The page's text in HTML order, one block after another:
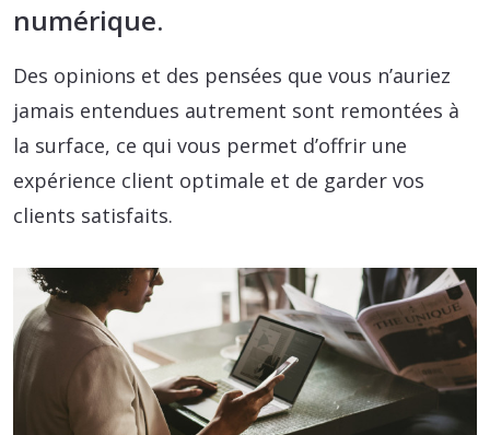
numérique.
Des opinions et des pensées que vous n’auriez
jamais entendues autrement sont remontées à
la surface, ce qui vous permet d’offrir une
expérience client optimale et de garder vos
clients satisfaits.